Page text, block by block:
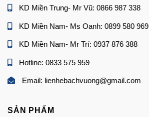
KD Miền Trung- Mr Vũ: 0866 987 338
KD Miền Nam- Ms Oanh: 0899 580 969
KD Miền Nam- Mr Trí: 0937 876 388
Hotline: 0833 575 959
Email: lienhebachvuong@gmail.com
SẢN PHẨM